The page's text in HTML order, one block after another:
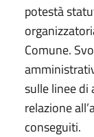
potestà
Comune.
sulle linee di
relazione
conseguiti.